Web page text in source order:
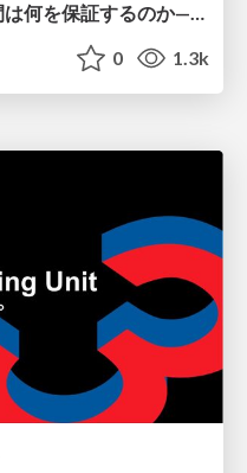
AIがコードを書く時代、人間は何を保証するのか———馬場さんと考える、開発者に求められる新しい責任と価値 - TECH PLAY
0 1.3k